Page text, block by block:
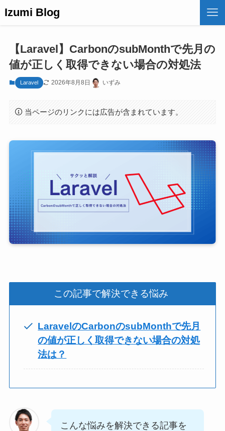
Izumi Blog
【Laravel】CarbonのsubMonthで先月の
値が正しく取得できない場合の対処法
Laravel 2026年8月8日 いずみ
当ページのリンクには広告が含まれています。
この記事で解決できる悩み
LaravelのCarbonのsubMonthで先月
の値が正しく取得できない場合の対処
法は？
こんな悩みを解決できる記事を